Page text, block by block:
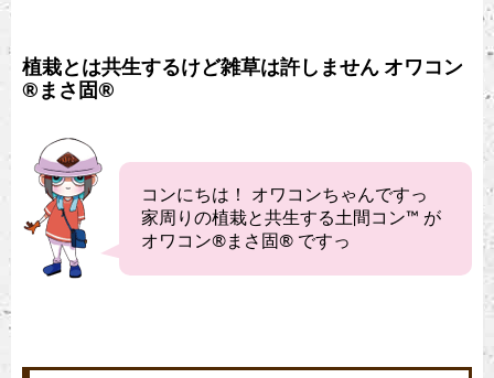
植栽とは共生するけど雑草は許しません オワコン
®︎まさ固®︎
コンにちは！ オワコンちゃんですっ
家周りの植栽と共生する土間コン™︎ が
オワコン®︎まさ固®︎ ですっ